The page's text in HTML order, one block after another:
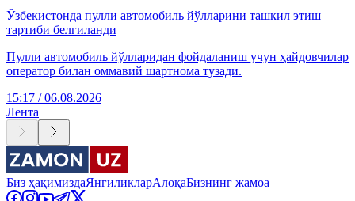
Ўзбекистонда пулли автомобиль йўлларини ташкил этиш
тартиби белгиланди
Пулли автомобиль йўлларидан фойдаланиш учун ҳайдовчилар
оператор билан оммавий шартнома тузади.
15:17 / 06.08.2026
Лента
Биз ҳақимиздаЯнгиликларАлоқаБизнинг жамоа